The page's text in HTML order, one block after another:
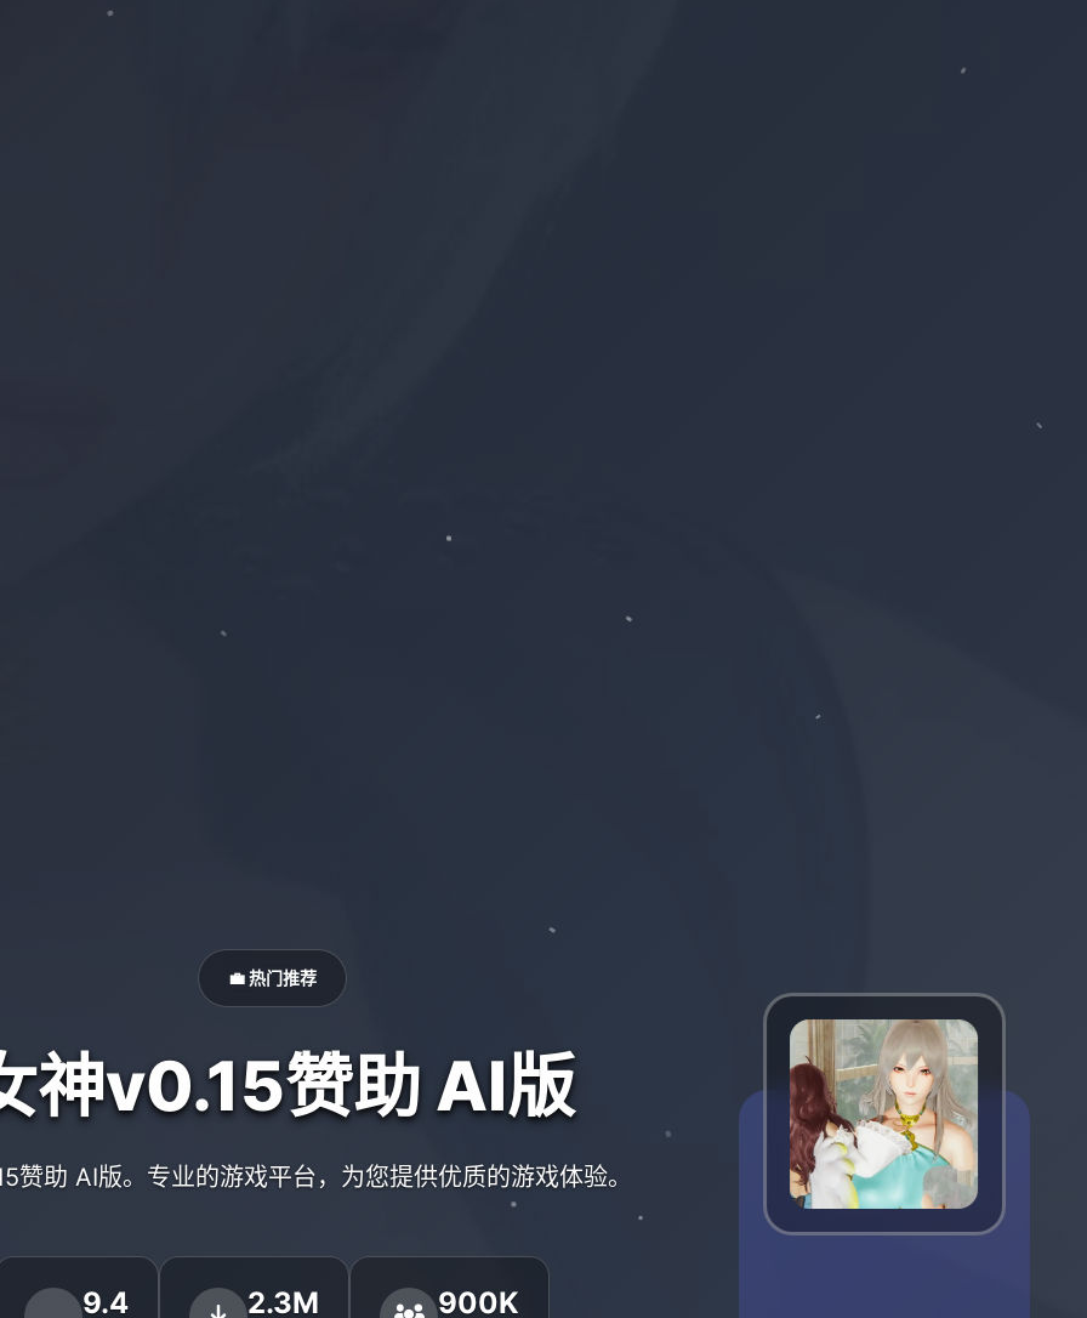
💼 热门推荐
神v0.15赞助 AI版
赞助 AI版。专业的游戏平台，为您提供优质的游戏体验。
9.4 2.3M 900K